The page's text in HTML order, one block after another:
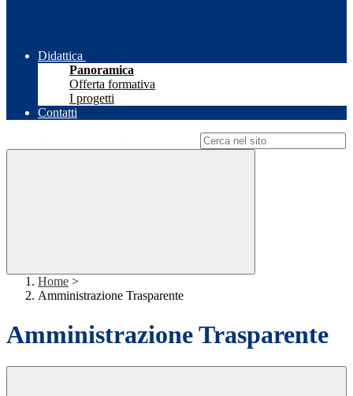
Didattica
Panoramica
Offerta formativa
I progetti
Contatti
Home >
Amministrazione Trasparente
Amministrazione Trasparente